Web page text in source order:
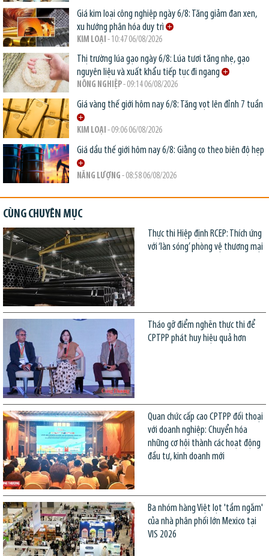
Giá kim loại công nghiệp ngày 6/8: Tăng giảm đan xen,
xu hướng phân hóa duy trì
KIM LOẠI - 10:47 06/08/2026
Thị trường lúa gạo ngày 6/8: Lúa tươi tăng nhẹ, gạo
nguyên liệu và xuất khẩu tiếp tục đi ngang
NÔNG NGHIỆP- 09:14 06/08/2026
Giá vàng thế giới hôm nay 6/8: Tăng vọt lên đỉnh 7 tuần
KIM LOẠI - 09:06 06/08/2026
Giá dầu thế giới hôm nay 6/8: Giằng co theo biên độ hẹp
NĂNG LƯỢNG - 08:58 06/08/2026
CÙNG CHUYÊN MỤC
Thực thi Hiệp định RCEP: Thích ứng
với ‘làn sóng’ phòng vệ thương mại
Tháo gỡ điểm nghẽn thực thi để
CPTPP phát huy hiệu quả hơn
Quan chức cấp cao CPTPP đối thoại
với doanh nghiệp: Chuyển hóa
những cơ hội thành các hoạt động
đầu tư, kinh doanh mới
Ba nhóm hàng Việt lọt 'tầm ngắm'
của nhà phân phối lớn Mexico tại
VIS 2026